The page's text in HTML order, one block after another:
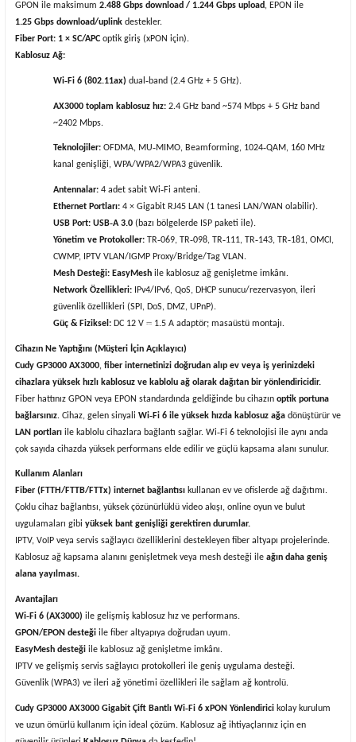
GPON ile maksimum 2.488 Gbps download / 1.244 Gbps upload, EPON ile
1.25 Gbps download/uplink destekler.
Fiber Port: 1 × SC/APC optik giriş (xPON için).
Kablosuz Ağ:
Wi‑Fi 6 (802.11ax) dual‑band (2.4 GHz + 5 GHz).
AX3000 toplam kablosuz hız: 2.4 GHz band ~574 Mbps + 5 GHz band
~2402 Mbps.
Teknolojiler: OFDMA, MU‑MIMO, Beamforming, 1024‑QAM, 160 MHz
kanal genişliği, WPA/WPA2/WPA3 güvenlik.
Antennalar: 4 adet sabit Wi‑Fi anteni.
Ethernet Portları: 4 × Gigabit RJ45 LAN (1 tanesi LAN/WAN olabilir).
USB Port: USB‑A 3.0 (bazı bölgelerde ISP paketi ile).
Yönetim ve Protokoller: TR‑069, TR‑098, TR‑111, TR‑143, TR‑181, OMCI,
CWMP, IPTV VLAN/IGMP Proxy/Bridge/Tag VLAN.
Mesh Desteği: EasyMesh ile kablosuz ağ genişletme imkânı.
Network Özellikleri: IPv4/IPv6, QoS, DHCP sunucu/rezervasyon, ileri
güvenlik özellikleri (SPI, DoS, DMZ, UPnP).
Güç & Fiziksel: DC 12 V ⎓ 1.5 A adaptör; masaüstü montajı.
Cihazın Ne Yaptığını (Müşteri İçin Açıklayıcı)
Cudy GP3000 AX3000, fiber internetinizi doğrudan alıp ev veya iş yerinizdeki
cihazlara yüksek hızlı kablosuz ve kablolu ağ olarak dağıtan bir yönlendiricidir.
Fiber hattınız GPON veya EPON standardında geldiğinde bu cihazın optik portuna
bağlarsınız. Cihaz, gelen sinyali Wi‑Fi 6 ile yüksek hızda kablosuz ağa dönüştürür ve
LAN portları ile kablolu cihazlara bağlantı sağlar. Wi‑Fi 6 teknolojisi ile aynı anda
çok sayıda cihazda yüksek performans elde edilir ve güçlü kapsama alanı sunulur.
Kullanım Alanları
Fiber (FTTH/FTTB/FTTx) internet bağlantısı kullanan ev ve ofislerde ağ dağıtımı.
Çoklu cihaz bağlantısı, yüksek çözünürlüklü video akışı, online oyun ve bulut
uygulamaları gibi yüksek bant genişliği gerektiren durumlar.
IPTV, VoIP veya servis sağlayıcı özelliklerini destekleyen fiber altyapı projelerinde.
Kablosuz ağ kapsama alanını genişletmek veya mesh desteği ile ağın daha geniş
alana yayılması.
Avantajları
Wi‑Fi 6 (AX3000) ile gelişmiş kablosuz hız ve performans.
GPON/EPON desteği ile fiber altyapıya doğrudan uyum.
EasyMesh desteği ile kablosuz ağ genişletme imkânı.
IPTV ve gelişmiş servis sağlayıcı protokolleri ile geniş uygulama desteği.
Güvenlik (WPA3) ve ileri ağ yönetimi özellikleri ile sağlam ağ kontrolü.
Cudy GP3000 AX3000 Gigabit Çift Bantlı Wi‑Fi 6 xPON Yönlendirici kolay kurulum
ve uzun ömürlü kullanım için ideal çözüm. Kablosuz ağ ihtiyaçlarınız için en